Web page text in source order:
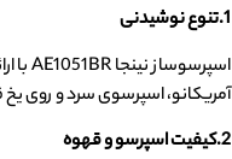
1.تنوع نوشیدنی
آمریکانو، اسپرسوی سرد و روی یخ
2.کیفیت اسپرسو و قهوه